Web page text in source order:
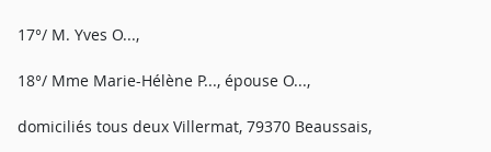
17°/ M. Yves O...,
18°/ Mme Marie-Hélène P..., épouse O...,
domiciliés tous deux Villermat, 79370 Beaussais,